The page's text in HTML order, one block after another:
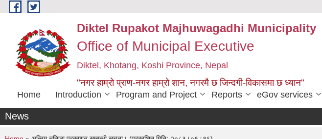
Skip to main content
Diktel Rupakot Majhuwagadhi Municipality
Office of Municipal Executive
Diktel, Khotang, Koshi Province, Nepal
"नगर हाम्रो प्राण-नगर हाम्रो शान, नगरमै छ जिन्दगी-विकासमा छ ध्यान"
Home Introduction Program and Project Reports eGov services
News